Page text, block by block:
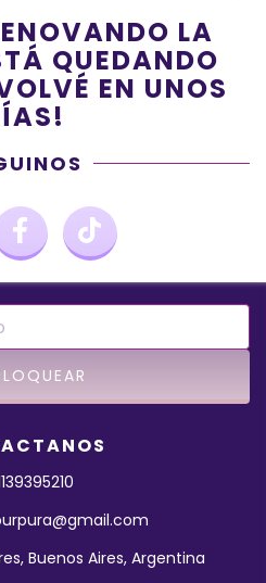
LA
QUEDANDO
EN UNOS
Buenos Aires, Argentina